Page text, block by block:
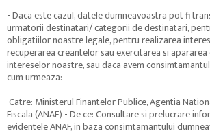
- Daca este cazul, datele dumneavoastra pot fi
urmatorii destinatari/ categorii de destinatari,
obligatiilor noastre legale, pentru realizarea
recuperarea creantelor sau exercitarea si
intereselor noastre, sau daca avem
cum urmeaza:
Catre: Ministerul Finantelor Publice, Agentia
Fiscala (ANAF) - De ce: Consultare si prelucrare
evidentele ANAF, in baza consimtamantului